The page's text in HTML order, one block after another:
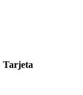
Tarjeta